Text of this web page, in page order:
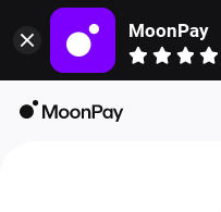
MoonPay
Individuals